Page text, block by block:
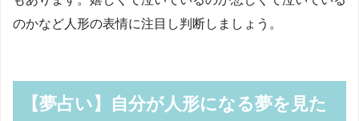
のかなど人形の表情に注目し判断しましょう。
【夢占い】自分が人形になる夢を見た